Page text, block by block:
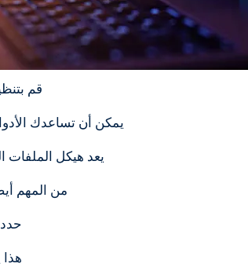
قم
يمكن أن تساعدك
يعد هيكل الملفات
من المهم